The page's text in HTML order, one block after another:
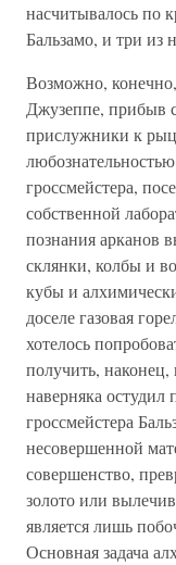
насчитывалось по
Бальзамо, и три из
Возможно,
Джузеппе, прибыв
прислужники к
гроссмейстера,
собственной
познания арканов
склянки, колбы и
кубы и
доселе газовая
хотелось
получить,
наверняка
гроссмейстера
несовершенной
совершенство,
золото или
является лишь
Основная задача